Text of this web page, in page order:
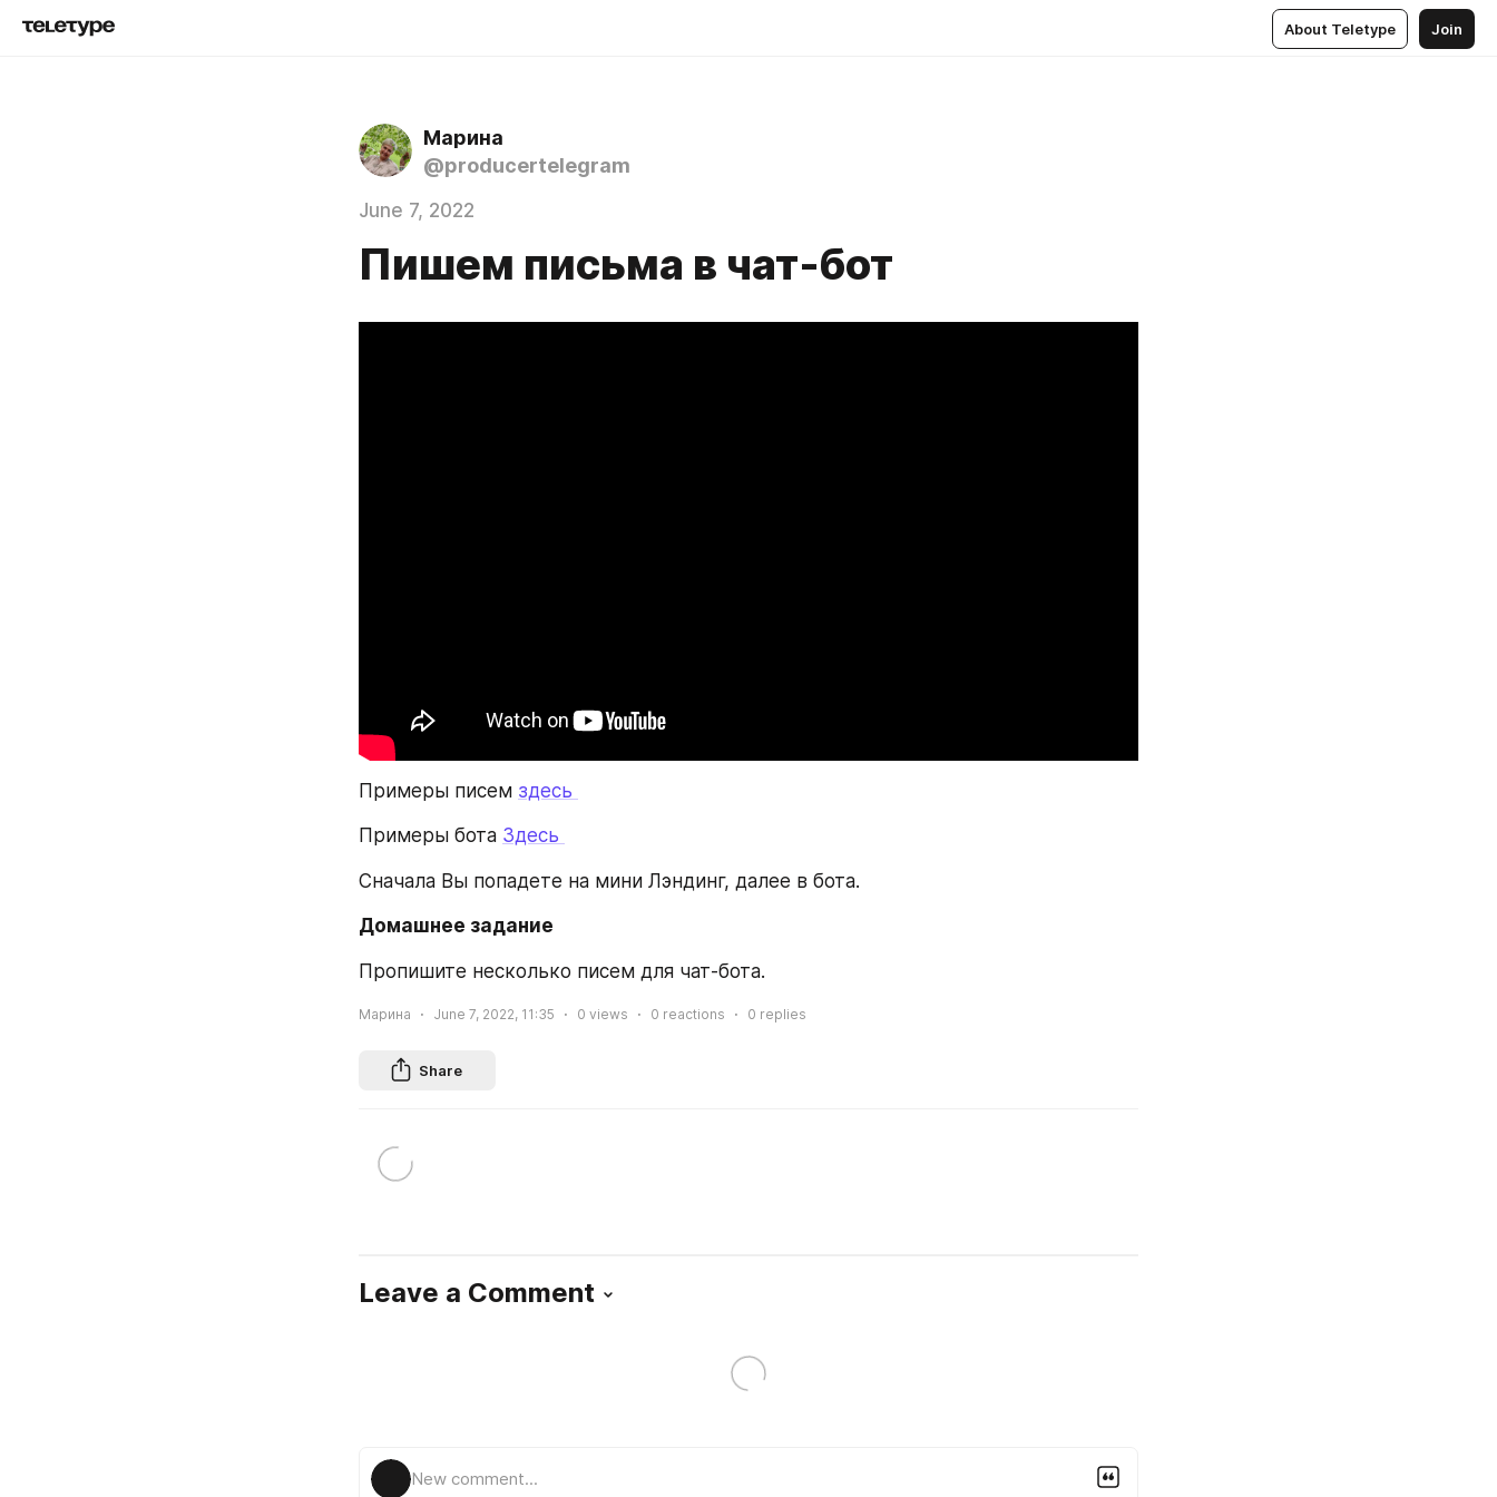
About Teletype Join
Марина
@producertelegram
June 7, 2022
Пишем письма в чат-бот
Примеры писем здесь
Примеры бота Здесь
Сначала Вы попадете на мини Лэндинг, далее в бота.
Домашнее задание
Пропишите несколько писем для чат-бота.
Марина June 7, 2022, 11:35 0 views 0 reactions 0 replies
Share
Leave a Comment